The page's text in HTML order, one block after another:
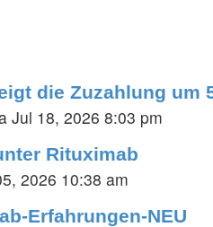
die Zuzahlung um
Jul 18, 2026 8:03 pm
Rituximab
2026 10:38 am
Erfahrungen-NEU